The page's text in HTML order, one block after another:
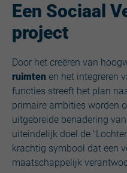
Een Sociaal
project
Door het creëren van
ruimten en het integreren
functies streeft het plan
primaire ambities worden
uitgebreide benadering
uiteindelijk doel de
krachtig symbool dat een
maatschappelijk